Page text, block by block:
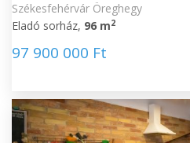
Székesfehérvár Öreghegy
Eladó sorház, 96 m2
97 900 000 Ft